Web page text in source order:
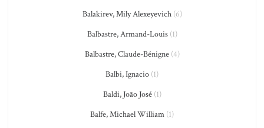
Balakirev, Mily Alexeyevich(6)
Balbastre, Armand-Louis(1)
Balbastre, Claude-Bénigne(4)
Balbi, Ignacio (1)
Baldi, João José(1)
Balfe, Michael William (1)